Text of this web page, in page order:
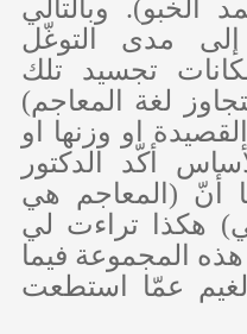
الخبو). وبالتالي
مدى التوغّل
تجسيد تلك
لغة المعاجم)
او وزنها او
أكّد الدكتور
أنّ (المعاجم هي
هكذا تراءت لي
المجموعة فيما
عمّا استطعت